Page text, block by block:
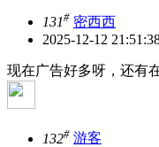
131# 密西西
2025-12-12
现在广告好多呀，还有
132# 游客